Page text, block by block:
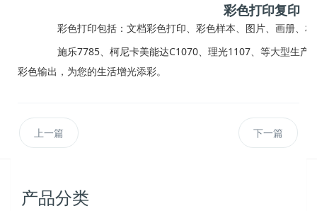
彩色打印复印
彩色打印包括：文档彩色打印、彩色样本、图片、画册、相
施乐7785、柯尼卡美能达C1070、理光1107、等大型生产
彩色输出，为您的生活增光添彩。
上一篇 下一篇
产品分类